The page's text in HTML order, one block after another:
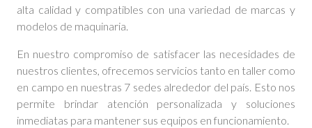
alta calidad y compatibles con una variedad de marcas y
modelos de maquinaria.
En nuestro compromiso de satisfacer las necesidades de
nuestros clientes, ofrecemos servicios tanto en taller como
en campo en nuestras 7 sedes alrededor del país. Esto nos
permite brindar atención personalizada y soluciones
inmediatas para mantener sus equipos en funcionamiento.